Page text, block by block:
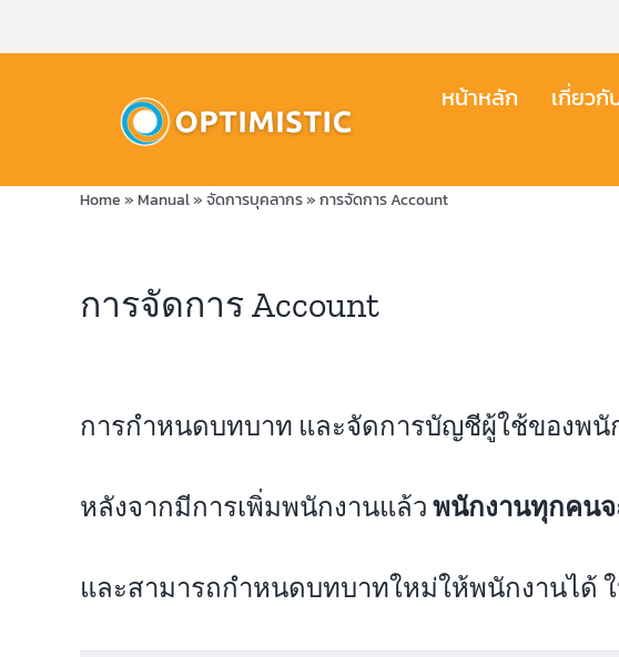
หน้าหลัก​ เกี่ยวกั
Home» Manual»จัดการบุคลากร»การจัดการ Account
การจัดการ Account
การกำหนดบทบาท และจัดการบัญชีผู้ใช้ของพนั
หลังจากมีการเพิ่มพนักงานแล้ว พนักงานทุกคนจ
และสามารถกำหนดบทบาทใหม่ให้พนักงานได้